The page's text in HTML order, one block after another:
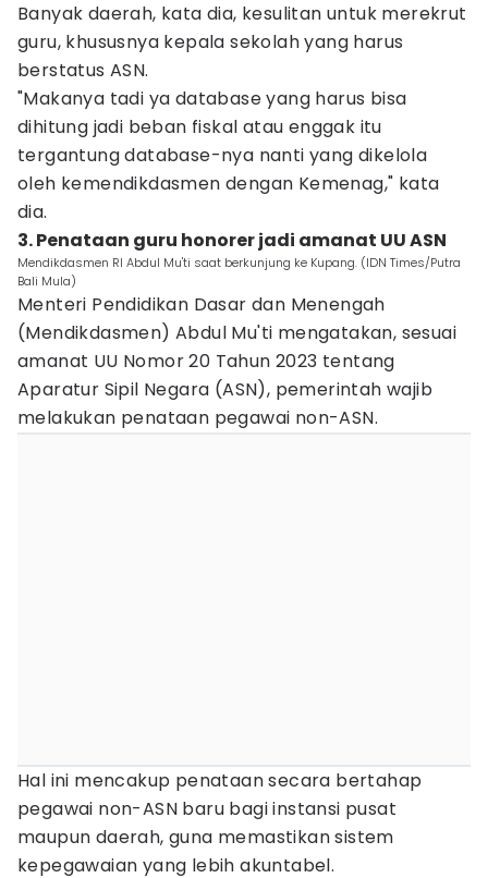
Banyak daerah, kata dia, kesulitan untuk merekrut
guru, khususnya kepala sekolah yang harus
berstatus ASN.
"Makanya tadi ya database yang harus bisa
dihitung jadi beban fiskal atau enggak itu
tergantung database-nya nanti yang dikelola
oleh kemendikdasmen dengan Kemenag," kata
dia.
3. Penataan guru honorer jadi amanat UU ASN
Mendikdasmen RI Abdul Mu'ti saat berkunjung ke Kupang. (IDN Times/Putra
Bali Mula)
Menteri Pendidikan Dasar dan Menengah
(Mendikdasmen) Abdul Mu'ti mengatakan, sesuai
amanat UU Nomor 20 Tahun 2023 tentang
Aparatur Sipil Negara (ASN), pemerintah wajib
melakukan penataan pegawai non-ASN.
Hal ini mencakup penataan secara bertahap
pegawai non-ASN baru bagi instansi pusat
maupun daerah, guna memastikan sistem
kepegawaian yang lebih akuntabel.